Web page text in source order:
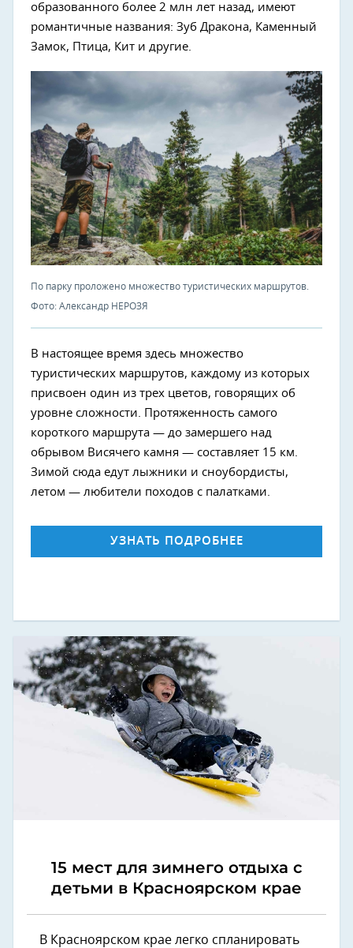
образованного более 2 млн лет назад, имеют
романтичные названия: Зуб Дракона, Каменный
Замок, Птица, Кит и другие.
По парку проложено множество туристических маршрутов.
Фото: Александр НЕРОЗЯ
В настоящее время здесь множество
туристических маршрутов, каждому из которых
присвоен один из трех цветов, говорящих об
уровне сложности. Протяженность самого
короткого маршрута — до замершего над
обрывом Висячего камня — составляет 15 км.
Зимой сюда едут лыжники и сноубордисты,
летом — любители походов с палатками.
УЗНАТЬ ПОДРОБНЕЕ
15 мест для зимнего отдыха с
детьми в Красноярском крае
В Красноярском крае легко спланировать